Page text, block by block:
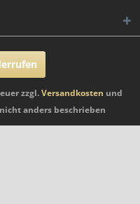
zzgl.Versandkosten und
anders beschrieben